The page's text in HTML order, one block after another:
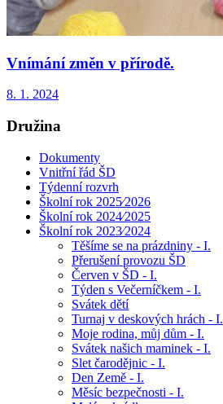
Vnímání změn v přírodě.
8. 1. 2024
Družina
Dokumenty
Vnitřní řád ŠD
Týdenní rozvrh
Školní rok 2025⁄2026
Školní rok 2024⁄2025
Školní rok 2023⁄2024
Těšíme se na prázdniny - I.
Přerušení provozu ŠD
Červen v ŠD - I.
Týden s Večerníčkem - I.
Svátek dětí
Turnaj v deskových hrách - I.
Moje rodina, můj dům - I.
Svátek našich maminek - I.
Slet čarodějnic - I.
Den Země - I.
Měsíc bezpečnosti - I.